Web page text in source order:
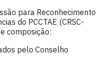
para Reconhecimento
do PCCTAE (CRSC-
composição:
pelo Conselho